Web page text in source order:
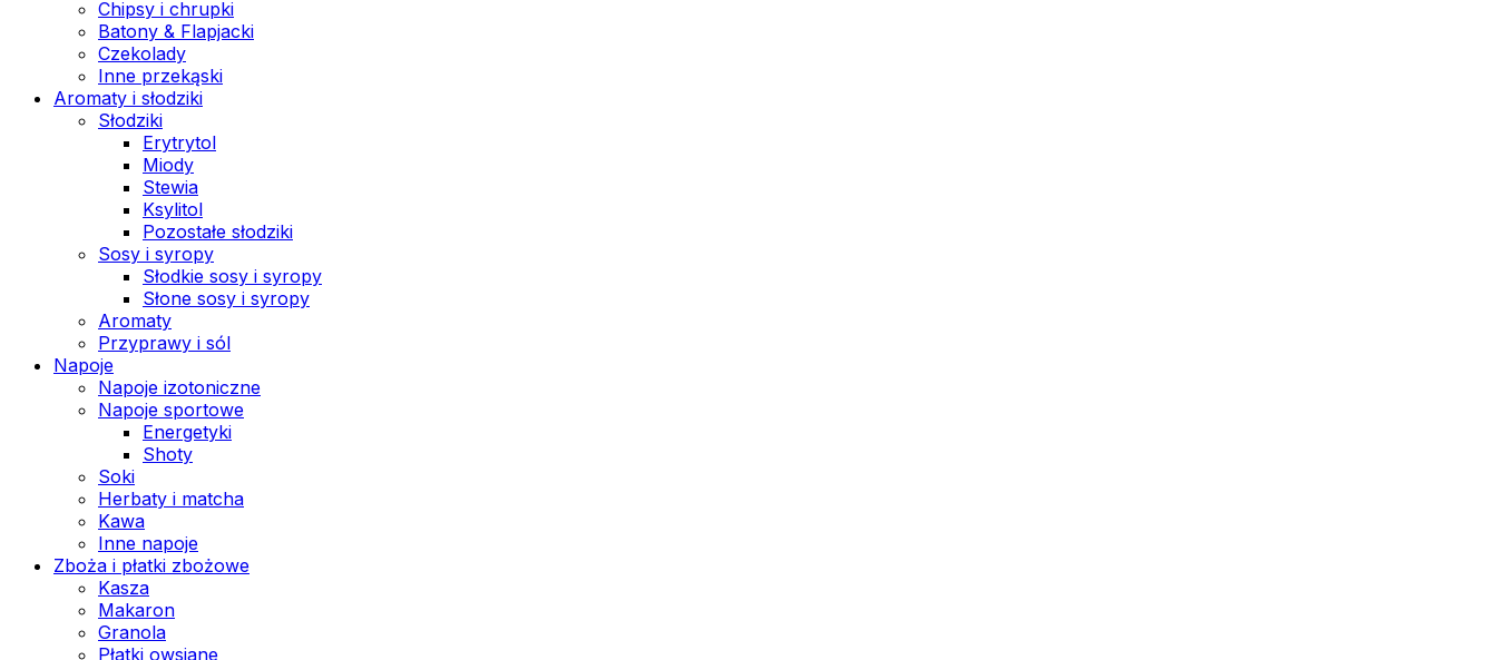
Chipsy i chrupki
Batony & Flapjacki
Czekolady
Inne przekąski
Aromaty i słodziki
Słodziki
Erytrytol
Miody
Stewia
Ksylitol
Pozostałe słodziki
Sosy i syropy
Słodkie sosy i syropy
Słone sosy i syropy
Aromaty
Przyprawy i sól
Napoje
Napoje izotoniczne
Napoje sportowe
Energetyki
Shoty
Soki
Herbaty i matcha
Kawa
Inne napoje
Zboża i płatki zbożowe
Kasza
Makaron
Granola
Płatki owsiane